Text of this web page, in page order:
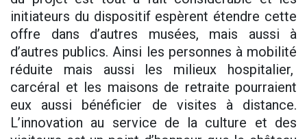
initiateurs du dispositif espèrent étendre cette
offre dans d’autres musées, mais aussi à
d’autres publics. Ainsi les personnes à mobilité
réduite mais aussi les milieux hospitalier,
carcéral et les maisons de retraite pourraient
eux aussi bénéficier de visites à distance.
L’innovation au service de la culture et des